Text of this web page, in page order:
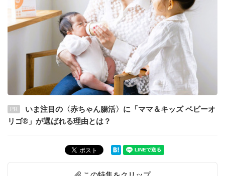
PR
いま注目の〈赤ちゃん腸活〉に「ママ＆キッズ ベビーオ
リゴ®」が選ばれる理由とは？